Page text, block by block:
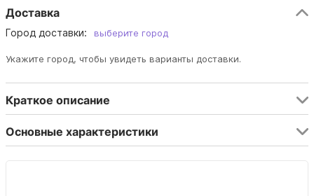
Доставка
Город доставки: выберите город
Укажите город, чтобы увидеть варианты доставки.
Краткое описание
Основные характеристики